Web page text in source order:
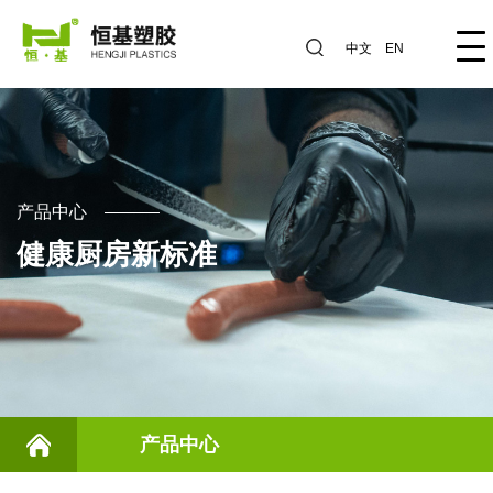
中文 EN
产品中心
健康厨房新标准
产品中心